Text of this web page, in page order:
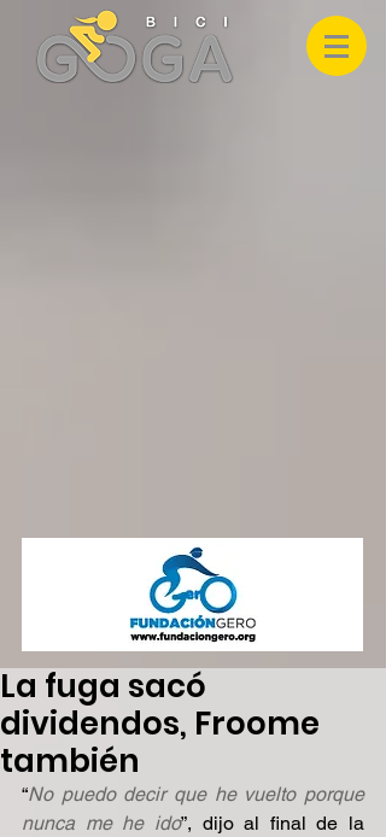
La fuga sacó
dividendos, Froome
también
“No puedo decir que he vuelto porque
nunca me he ido”, dijo al final de la